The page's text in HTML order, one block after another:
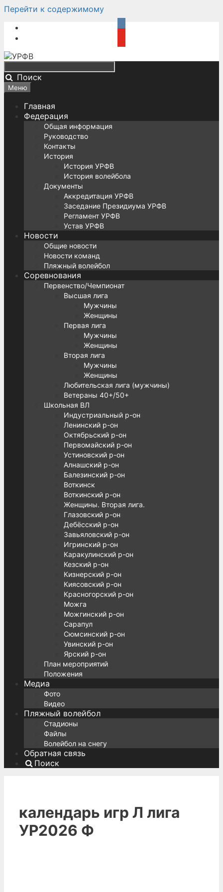
Перейти к содержимому
Поиск
Меню
Главная
Федерация
Общая информация
Руководство
Контакты
История
История УРФВ
История волейбола
Документы
Аккредитация УРФВ
Заседание Президиума УРФВ
Регламент УРФВ
Устав УРФВ
Новости
Общие новости
Новости команд
Пляжный волейбол
Соревнования
Первенство/Чемпионат
Высшая лига
Мужчины
Женщины
Первая лига
Мужчины
Женщины
Вторая лига
Мужчины
Женщины
Любительская лига (мужчины)
Ветераны 40+/50+
Школьная ВЛ
Индустриальный р-он
Ленинский р-он
Октябрьский р-он
Первомайский р-он
Устиновский р-он
Алнашский р-он
Балезинский р-он
Воткинск
Воткинский р-он
Женщины. Вторая лига.
Глазовский р-он
Дебёсский р-он
Завьяловский р-он
Игринский р-он
Каракулинский р-он
Кезский р-он
Кизнерский р-он
Киясовский р-он
Красногорский р-он
Можга
Можгинский р-он
Сарапул
Сюмсинский р-он
Увинский р-он
Ярский р-он
План мероприятий
Положения
Медиа
Фото
Видео
Пляжный волейбол
Стадионы
Файлы
Волейбол на снегу
Обратная связь
Поиск
календарь игр Л лига
УР2026 Ф